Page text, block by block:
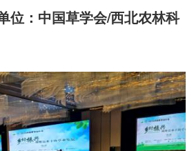
位：中国草学会/西北农林科